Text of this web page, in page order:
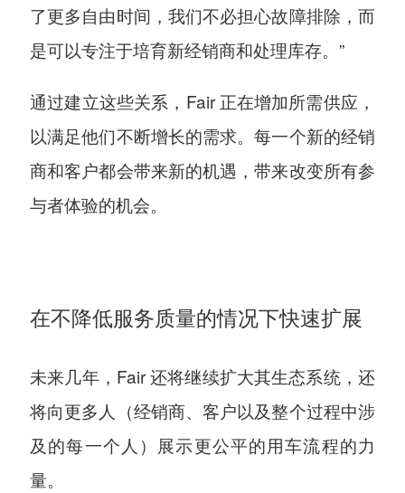
了更多自由时间，我们不必担心故障排除，而
是可以专注于培育新经销商和处理库存。”
通过建立这些关系，Fair 正在增加所需供应，
以满足他们不断增长的需求。每一个新的经销
商和客户都会带来新的机遇，带来改变所有参
与者体验的机会。
在不降低服务质量的情况下快速扩展
未来几年，Fair 还将继续扩大其生态系统，还
将向更多人（经销商、客户以及整个过程中涉
及的每一个人）展示更公平的用车流程的力
量。